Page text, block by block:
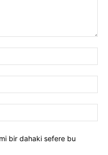
bir dahaki sefere bu